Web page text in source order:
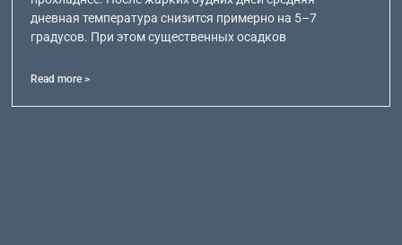
дневная температура снизится примерно на 5–7
градусов. При этом существенных осадков
Read more >